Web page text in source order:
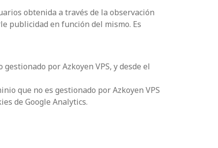
obtenida a través de la observación
publicidad en función del mismo. Es
por Azkoyen VPS, y desde el
que no es gestionado por Azkoyen VPS
de Google Analytics.